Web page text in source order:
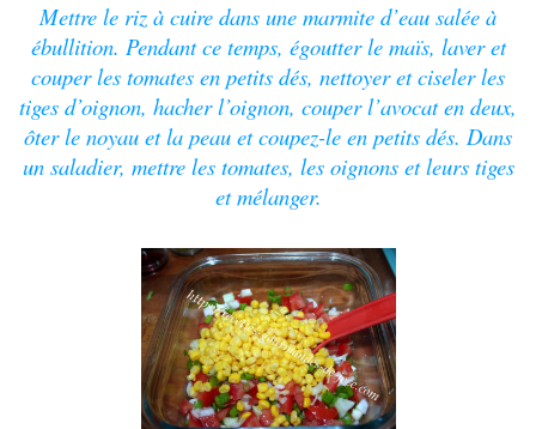
Mettre le riz à cuire dans une marmite d’eau salée à
ébullition. Pendant ce temps, égoutter le maïs, laver et
couper les tomates en petits dés, nettoyer et ciseler les
tiges d’oignon, hacher l’oignon, couper l’avocat en deux,
ôter le noyau et la peau et coupez-le en petits dés. Dans
un saladier, mettre les tomates, les oignons et leurs tiges
et mélanger.